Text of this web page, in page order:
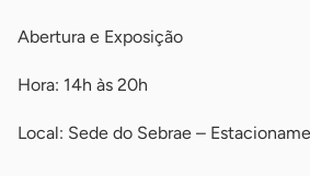
Abertura e Exposição
Hora: 14h às 20h
Local: Sede do Sebrae –